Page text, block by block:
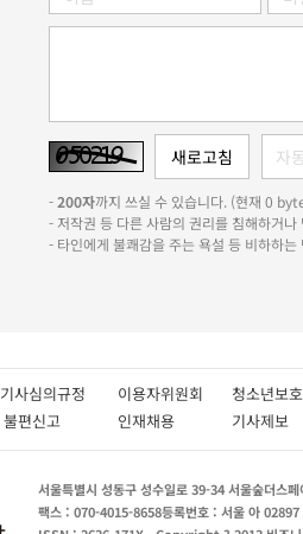
-200자까지 쓰실 수 있습니다. (현재 0
- 저작권 등 다른 사람의 권리를 침해하거
- 타인에게 불쾌감을 주는 욕설 등 비하하
기사심의규정 이용자위원회 청소년
불편신고 인재채용 기사제
서울특별시 성동구 성수일로 39-34 서울숲더스
팩스 : 070-4015-8658등록번호 : 서울 아 02897